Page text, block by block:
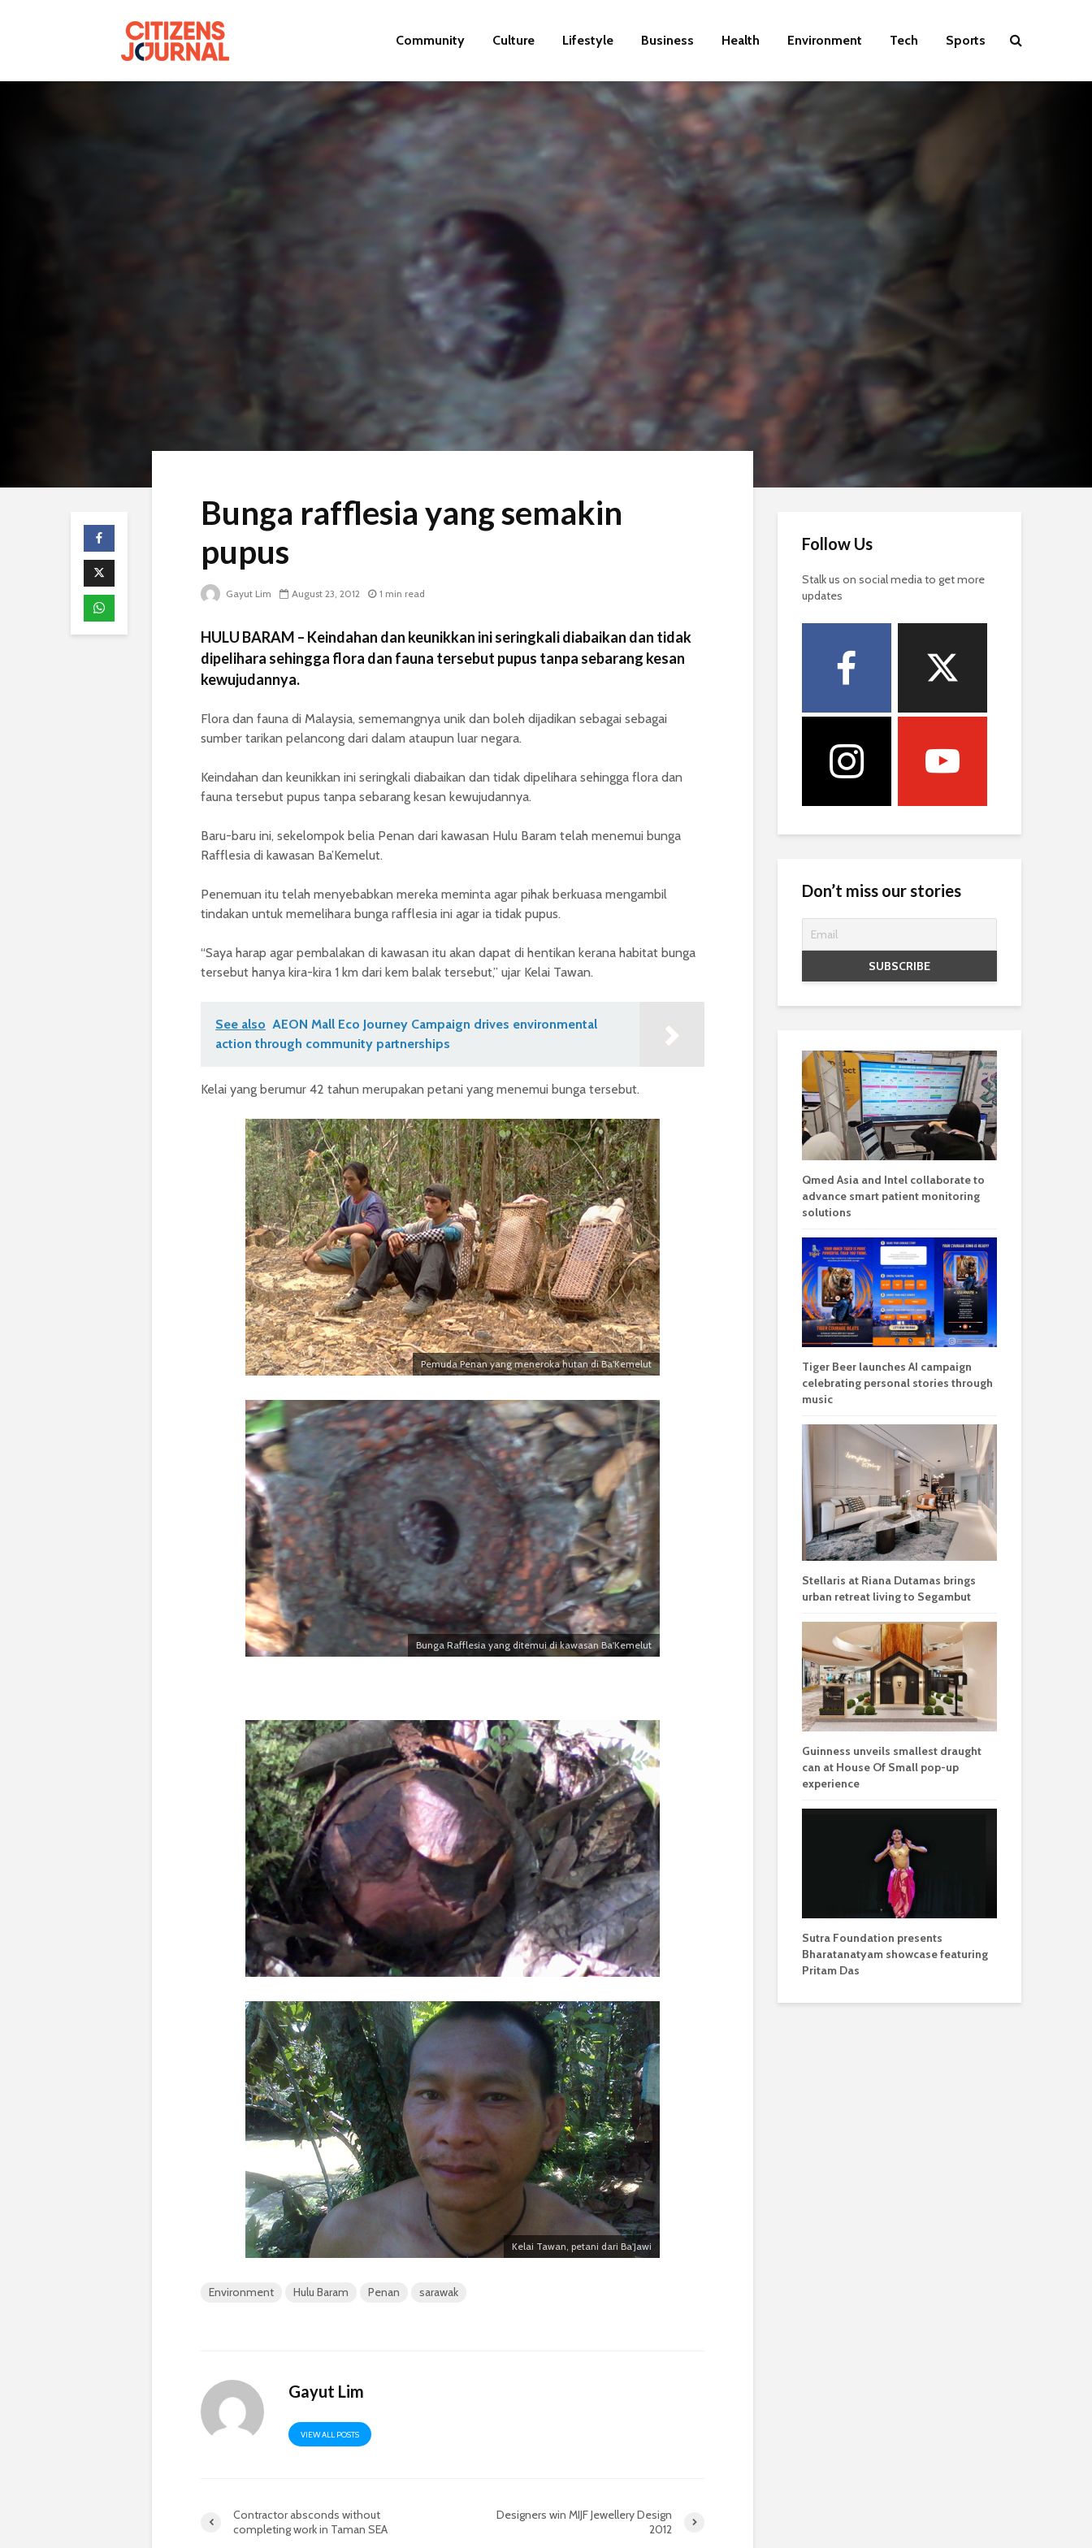
Community Culture Lifestyle Business Health Environment Tech Sports
Bunga rafflesia yang semakin
pupus
Gayut Lim August 23, 2012 1 min read
HULU BARAM – Keindahan dan keunikkan ini seringkali diabaikan dan tidak
dipelihara sehingga flora dan fauna tersebut pupus tanpa sebarang kesan
kewujudannya.
Flora dan fauna di Malaysia, sememangnya unik dan boleh dijadikan sebagai sebagai
sumber tarikan pelancong dari dalam ataupun luar negara.
Keindahan dan keunikkan ini seringkali diabaikan dan tidak dipelihara sehingga flora dan
fauna tersebut pupus tanpa sebarang kesan kewujudannya.
Baru-baru ini, sekelompok belia Penan dari kawasan Hulu Baram telah menemui bunga
Rafflesia di kawasan Ba’Kemelut.
Penemuan itu telah menyebabkan mereka meminta agar pihak berkuasa mengambil
tindakan untuk memelihara bunga rafflesia ini agar ia tidak pupus.
“Saya harap agar pembalakan di kawasan itu akan dapat di hentikan kerana habitat bunga
tersebut hanya kira-kira 1 km dari kem balak tersebut,” ujar Kelai Tawan.
See also AEON Mall Eco Journey Campaign drives environmental
action through community partnerships
Kelai yang berumur 42 tahun merupakan petani yang menemui bunga tersebut.
Pemuda Penan yang meneroka hutan di Ba'Kemelut
Bunga Rafflesia yang ditemui di kawasan Ba'Kemelut
Kelai Tawan, petani dari Ba'Jawi
Environment Hulu Baram Penan sarawak
Gayut Lim
VIEW ALL POSTS
Contractor absconds without
completing work in Taman SEA
Designers win MIJF Jewellery Design
2012
Follow Us
Stalk us on social media to get more
updates
Don’t miss our stories
Qmed Asia and Intel collaborate to
advance smart patient monitoring
solutions
Tiger Beer launches AI campaign
celebrating personal stories through
music
Stellaris at Riana Dutamas brings
urban retreat living to Segambut
Guinness unveils smallest draught
can at House Of Small pop-up
experience
Sutra Foundation presents
Bharatanatyam showcase featuring
Pritam Das